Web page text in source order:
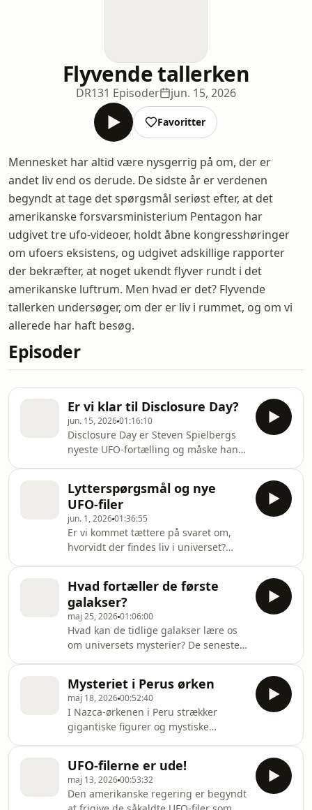
Flyvende tallerken
DR131 Episoder jun. 15, 2026
Favoritter
Mennesket har altid være nysgerrig på om, der er
andet liv end os derude. De sidste år er verdenen
begyndt at tage det spørgsmål seriøst efter, at det
amerikanske forsvarsministerium Pentagon har
udgivet tre ufo-videoer, holdt åbne kongresshøringer
om ufoers eksistens, og udgivet adskillige rapporter
der bekræfter, at noget ukendt flyver rundt i det
amerikanske luftrum. Men hvad er det? Flyvende
tallerken undersøger, om der er liv i rummet, og om vi
allerede har haft besøg.
Episoder
Er vi klar til Disclosure Day?
jun. 15, 202601:16:10
Disclosure Day er Steven Spielbergs
nyeste UFO-fortælling og måske hans
Gruschs opsigtsvækkende
vidneudsagn i Kongressen i 2023
vender Spielberg tilbage til en
fascination, der har fulgt ham siden
Nærkontakt af tredje grad fra 1977:
spørgsmålet om, hvorvidt vi er alene i
universet - og om vi er klar til at få
sandheden a
Lytterspørgsmål og nye
UFO-filer
jun. 1, 202601:36:55
Er vi kommet tættere på svaret om,
hvorvidt der findes liv i universet?
udenjordisk liv og UFO'er bliver kun
flere. Fra whistleblowere, Pentagons
frigivne UFO-filer og pilotberetninger
til forskere, der undersøger
universets største mysterier, er
fascinationen enorm. I denne
finaleepisode åbner Frederik Dirks
Gottlieb for de mange lyt
Hvad fortæller de første
galakser?
maj 25, 202601:06:00
Hvad kan de tidlige galakser lære os
om universets mysterier? De seneste
viser, at de første galakser blev
dannet langt tidligere end hidtil
antaget. Det rykker også ved
spørgsmålet om, hvornår de første
betingelser for liv kunne opstå. I
denne episode taler vi med
astrofysiker Kasper Elm Heintz, som
er internationalt anerkend
Mysteriet i Perus ørken
maj 18, 202600:52:40
I Nazca-ørkenen i Peru strækker
gigantiske figurer og mystiske
gamle geoglyffer forestiller blandt
andet en kolibri, en edderkop og den
berømte "astronaut" - figurer som kun
UFO-filerne er ude!
maj 13, 202600:53:32
Den amerikanske regering er begyndt